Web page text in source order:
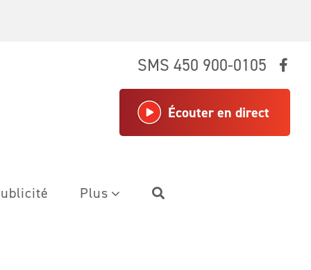
SMS 450 900-0105
Écouter en direct
Plus